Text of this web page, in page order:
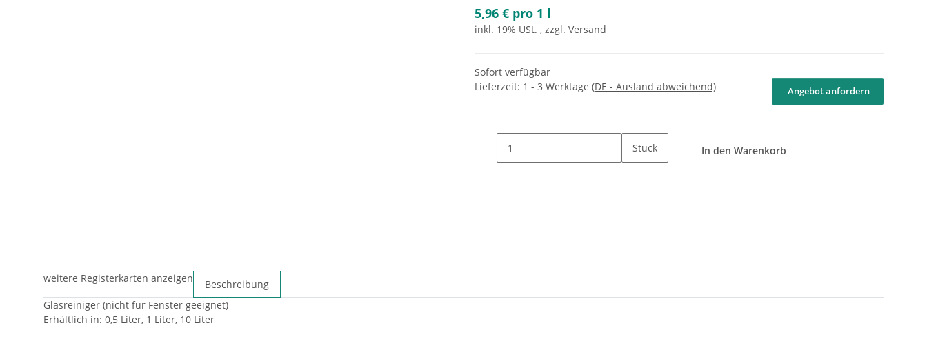
5,96 € pro 1 l
inkl. 19% USt. , zzgl. Versand
Sofort verfügbar
Lieferzeit: 1 - 3 Werktage (DE - Ausland abweichend) Angebot anfordern
Stück In den Warenkorb
weitere Registerkarten anzeigen
Beschreibung
Glasreiniger (nicht für Fenster geeignet)
Erhältlich in: 0,5 Liter, 1 Liter, 10 Liter